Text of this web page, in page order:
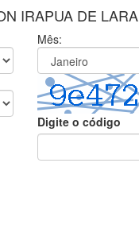
IRAPUA DE LARA
Mês:
Digite o código